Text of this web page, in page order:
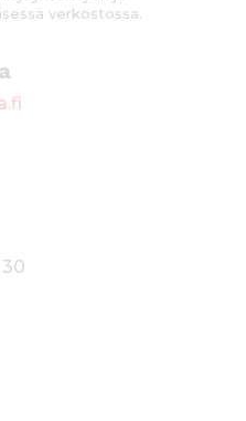
verkostossa.
30